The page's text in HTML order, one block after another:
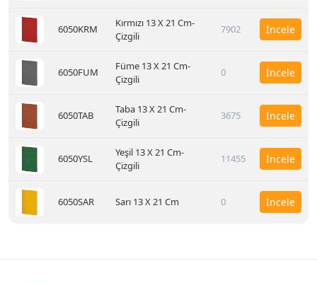
6050KRM
Kırmızı 13 X 21 Cm-
Çizgili
7902 İncele
6050FUM
Füme 13 X 21 Cm-
Çizgili
0 İncele
6050TAB
Taba 13 X 21 Cm-
Çizgili
3675 İncele
6050YSL
Yeşil 13 X 21 Cm-
Çizgili
11455 İncele
6050SAR Sarı 13 X 21 Cm 0 İncele